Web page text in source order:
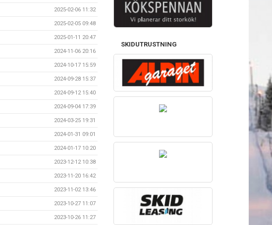
2025-02-06 11:32
2025-02-05 09:48
2025-01-11 20:47
2024-11-06 20:16
2024-10-17 15:59
2024-09-28 15:37
2024-09-12 15:40
2024-09-04 17:39
2024-03-25 19:31
2024-01-31 09:01
2024-01-17 10:20
2023-12-12 10:38
2023-11-20 16:42
2023-11-02 13:46
2023-10-27 11:07
2023-10-26 11:27
SKIDUTRUSTNING